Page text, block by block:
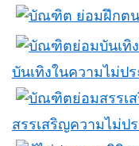
บันเทิงในความไม่ป
สรรเสริญความไม่ป